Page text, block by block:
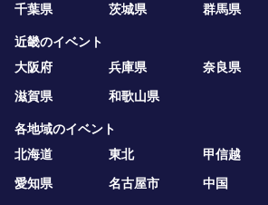
千葉県
茨城県 群馬県
近畿のイベント
大阪府
兵庫県 奈良県
滋賀県
和歌山県
各地域のイベント
北海道
東北 甲信越
愛知県
名古屋市 中国